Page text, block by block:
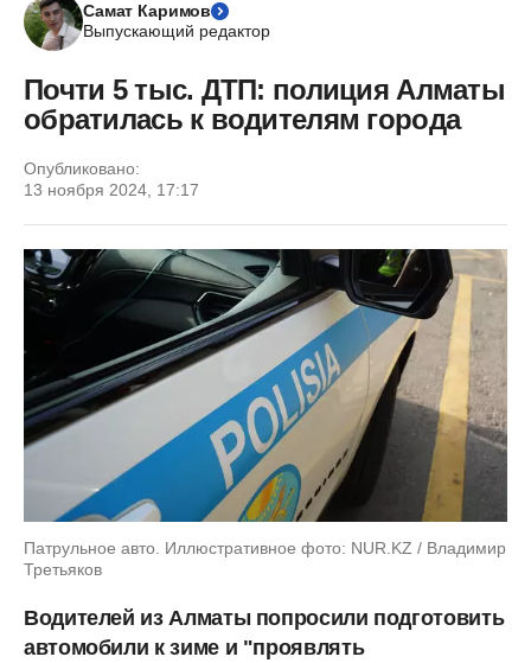
Самат Каримов
Выпускающий редактор
Почти 5 тыс. ДТП: полиция Алматы
обратилась к водителям города
Опубликовано:
13 ноября 2024, 17:17
Патрульное авто. Иллюстративное фото: NUR.KZ / Владимир
Третьяков
Водителей из Алматы попросили подготовить
автомобили к зиме и "проявлять